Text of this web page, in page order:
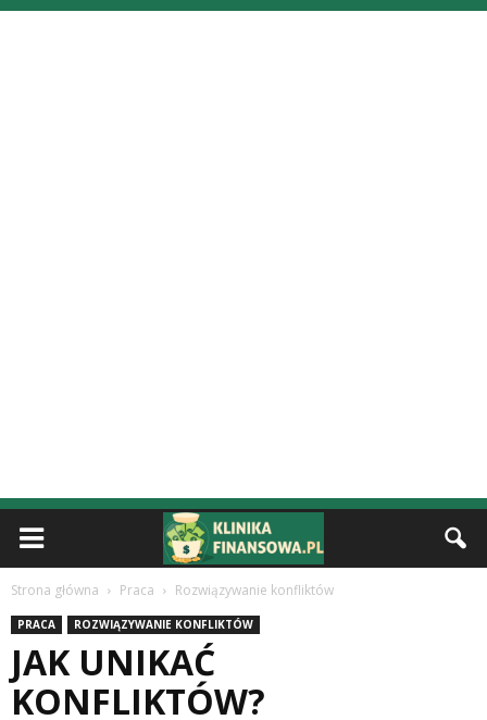
Strona główna Praca Rozwiązywanie konfliktów
PRACA ROZWIĄZYWANIE KONFLIKTÓW
JAK UNIKAĆ
KONFLIKTÓW?